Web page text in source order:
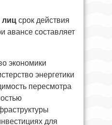
лиц срок действия
авансе составляет
экономики
энергетики
пересмотра
для